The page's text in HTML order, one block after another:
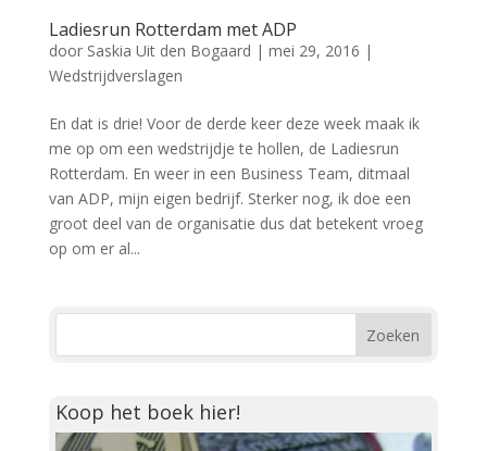
Ladiesrun Rotterdam met ADP
door Saskia Uit den Bogaard | mei 29, 2016 |
Wedstrijdverslagen
En dat is drie! Voor de derde keer deze week maak ik
me op om een wedstrijdje te hollen, de Ladiesrun
Rotterdam. En weer in een Business Team, ditmaal
van ADP, mijn eigen bedrijf. Sterker nog, ik doe een
groot deel van de organisatie dus dat betekent vroeg
op om er al...
Koop het boek hier!